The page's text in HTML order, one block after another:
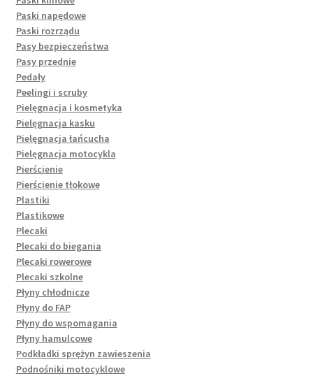
Paski napędowe
Paski rozrządu
Pasy bezpieczeństwa
Pasy przednie
Pedały
Peelingi i scruby
Pielęgnacja i kosmetyka
Pielęgnacja kasku
Pielęgnacja łańcucha
Pielęgnacja motocykla
Pierścienie
Pierścienie tłokowe
Plastiki
Plastikowe
Plecaki
Plecaki do biegania
Plecaki rowerowe
Plecaki szkolne
Płyny chłodnicze
Płyny do FAP
Płyny do wspomagania
Płyny hamulcowe
Podkładki sprężyn zawieszenia
Podnośniki motocyklowe